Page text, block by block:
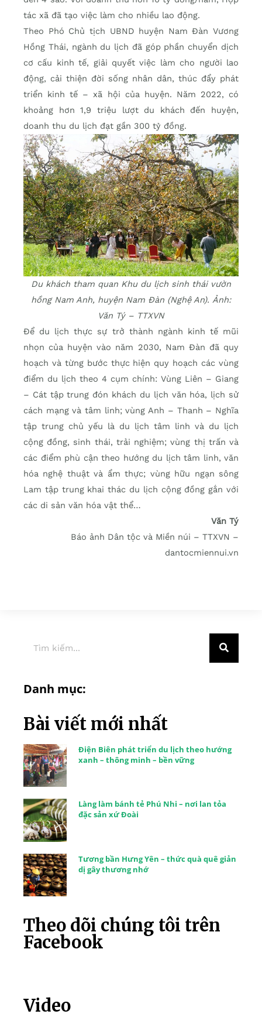
tác xã đã tạo việc làm cho nhiều lao động.
Theo Phó Chủ tịch UBND huyện Nam Đàn Vương
Hồng Thái, ngành du lịch đã góp phần chuyển dịch
cơ cấu kinh tế, giải quyết việc làm cho người lao
động, cải thiện đời sống nhân dân, thúc đẩy phát
triển kinh tế – xã hội của huyện. Năm 2022, có
khoảng hơn 1,9 triệu lượt du khách đến huyện,
doanh thu du lịch đạt gần 300 tỷ đồng.
Du khách tham quan Khu du lịch sinh thái vườn
hồng Nam Anh, huyện Nam Đàn (Nghệ An). Ảnh:
Văn Tý – TTXVN
Để du lịch thực sự trở thành ngành kinh tế mũi
nhọn của huyện vào năm 2030, Nam Đàn đã quy
hoạch và từng bước thực hiện quy hoạch các vùng
điểm du lịch theo 4 cụm chính: Vùng Liên – Giang
– Cát tập trung đón khách du lịch văn hóa, lịch sử
cách mạng và tâm linh; vùng Anh – Thanh – Nghĩa
tập trung chủ yếu là du lịch tâm linh và du lịch
cộng đồng, sinh thái, trải nghiệm; vùng thị trấn và
các điểm phù cận theo hướng du lịch tâm linh, văn
hóa nghệ thuật và ẩm thực; vùng hữu ngạn sông
Lam tập trung khai thác du lịch cộng đồng gắn với
các di sản văn hóa vật thể…
Văn Tý
Báo ảnh Dân tộc và Miền núi – TTXVN –
dantocmiennui.vn
Danh mục:
Bài viết mới nhất
Điện Biên phát triển du lịch theo hướng
xanh – thông minh – bền vững
Làng làm bánh tẻ Phú Nhi – nơi lan tỏa
đặc sản xứ Đoài
Tương bần Hưng Yên – thức quà quê giản
dị gây thương nhớ
Theo dõi chúng tôi trên
Facebook
Video